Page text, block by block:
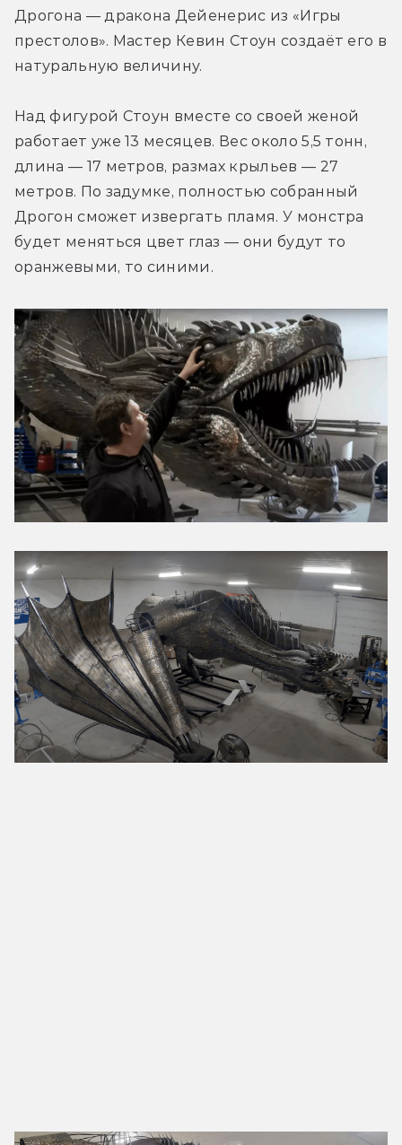
Дрогона — дракона Дейенерис из «Игры
престолов». Мастер Кевин Стоун создаёт его в
натуральную величину.
Над фигурой Стоун вместе со своей женой
работает уже 13 месяцев. Вес около 5,5 тонн,
длина — 17 метров, размах крыльев — 27
метров. По задумке, полностью собранный
Дрогон сможет извергать пламя. У монстра
будет меняться цвет глаз — они будут то
оранжевыми, то синими.